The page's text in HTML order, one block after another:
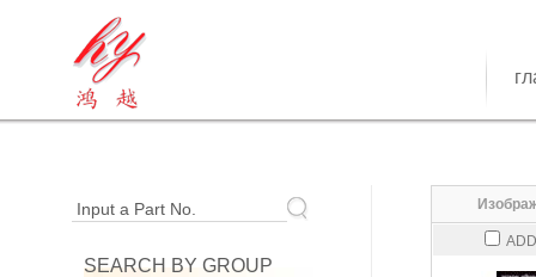
Input a Part No.
SEARCH BY GROUP